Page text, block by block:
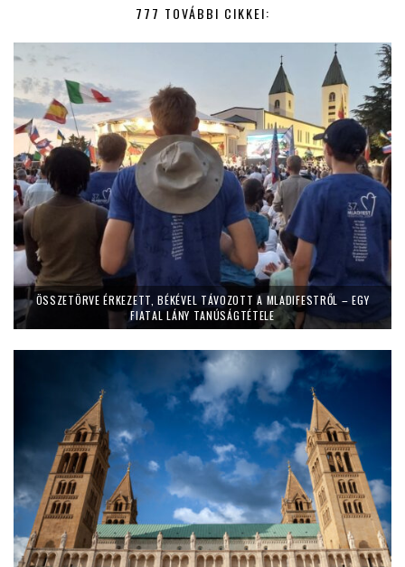
777 TOVÁBBI CIKKEI:
ÖSSZETÖRVE ÉRKEZETT, BÉKÉVEL TÁVOZOTT A MLADIFESTRŐL – EGY
FIATAL LÁNY TANÚSÁGTÉTELE